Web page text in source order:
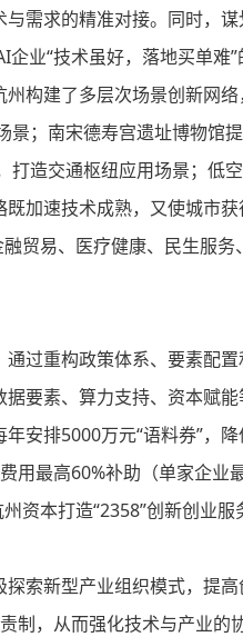
需求的精准对接。同时，
业“技术虽好，落地买单难
构建了多层次场景创新网
景；南宋德寿宫遗址博物馆
打造交通枢纽应用场景；低
既加速技术成熟，又使城市
贸易、医疗健康、民生服
过重构政策体系、要素配
要素、算力支持、资本赋
年安排5000万元“语料券”，
用最高60%补助（单家企
资本打造“2358”创新创业
索新型产业组织模式，提
制，从而强化技术与产业